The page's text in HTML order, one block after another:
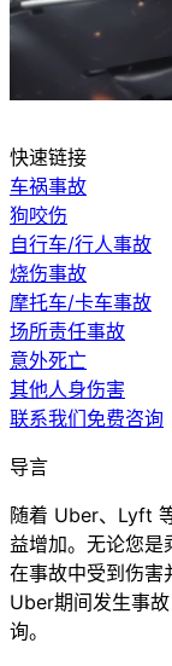
快速链接
车祸事故
狗咬伤
自行车/行人事故
烧伤事故
摩托车/卡车事故
场所责任事故
意外死亡
其他人身伤害
联系我们免费咨询
导言
随着 Uber、Lyft
益增加。无论您是
在事故中受到伤害
Uber期间发生事
询。